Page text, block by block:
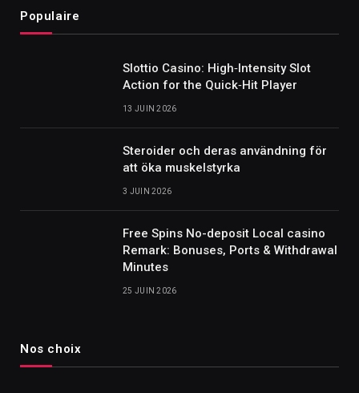
Populaire
Slottio Casino: High‑Intensity Slot
Action for the Quick‑Hit Player
13 JUIN 2026
Steroider och deras användning för
att öka muskelstyrka
3 JUIN 2026
Free Spins No-deposit Local casino
Remark: Bonuses, Ports & Withdrawal
Minutes
25 JUIN 2026
Nos choix